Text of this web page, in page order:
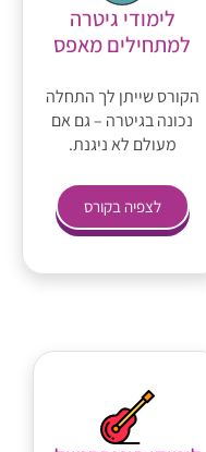
לימודי גיטרה
למתחילים מאפס
הקורס שייתן לך התחלה
נכונה בגיטרה – גם אם
מעולם לא ניגנת.
לצפיה בקורס